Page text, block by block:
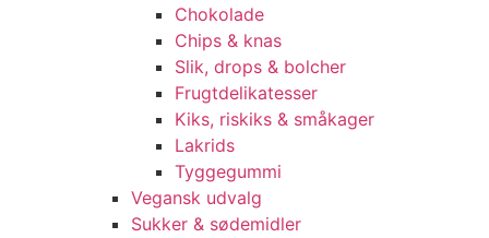
Chokolade
Chips & knas
Slik, drops & bolcher
Frugtdelikatesser
Kiks, riskiks & småkager
Lakrids
Tyggegummi
Vegansk udvalg
Sukker & sødemidler